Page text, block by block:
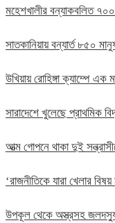
মহেশখালীর বন্যাকবলিত ৭০০
সাতকানিয়ায় বন্যার্ত ৮৫০
উখিয়ায় রোহিঙ্গা ক্যাম্পে এক
সারাদেশে খুলেছে প্রাথমিক
আত্ম গোপনে থাকা দুই
‘রাজনীতিকে যারা খেলার
উপকূল থেকে অস্ত্রসহ